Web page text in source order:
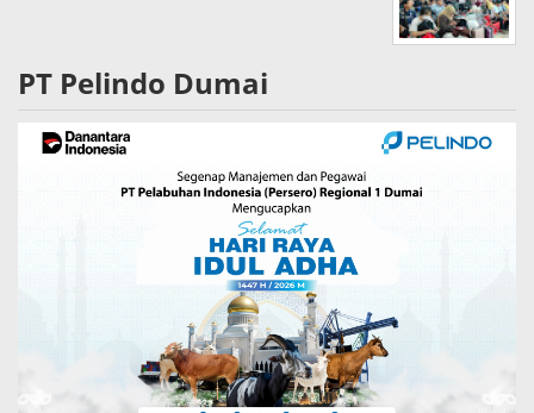
PT Pelindo Dumai